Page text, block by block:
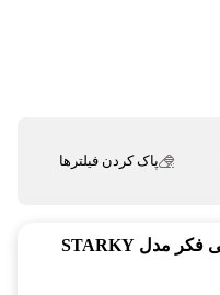
پاک کردن فیلترها
جاروبرقی فکر مدل STARKY